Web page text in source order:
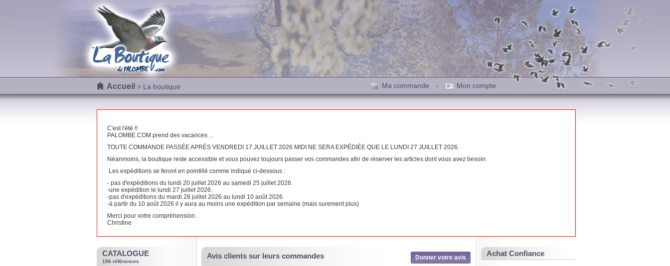
Accueil > La boutique Ma commande - Mon compte
C'est l'été !!
PALOMBE.COM prend des vacances ...
TOUTE COMMANDE PASSÉE APRÈS VENDREDI 17 JUILLET 2026 MIDI NE SERA EXPÉDIÉE QUE LE LUNDI 27 JUILLET 2026.
Néanmoins, la boutique reste accessible et vous pouvez toujours passer vos commandes afin de réserver les articles dont vous avez besoin.
Les expéditions se feront en pointillé comme indiqué ci-dessous :
- pas d'expéditions du lundi 20 juillet 2026 au samedi 25 juillet 2026.
-une expédition le lundi 27 juillet 2026.
-pas d'expéditions du mardi 28 juillet 2026 au lundi 10 août 2026.
-à partir du 10 août 2026 il y aura au moins une expédition par semaine (mais surement plus)
Merci pour votre compréhension.
Christine
Achat Confiance
CATALOGUE
196 références
Donner votre avis
Avis clients sur leurs commandes